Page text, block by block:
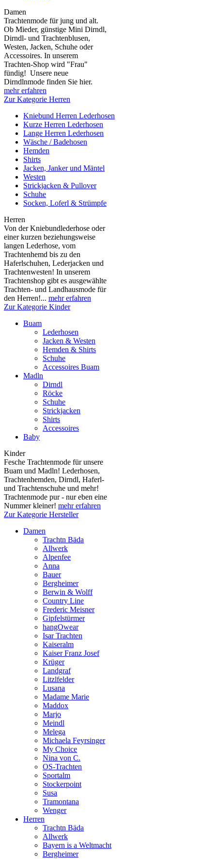
Damen
Trachtenmode für jung und alt.
Ob Mieder, günstige Mini Dirndl,
Dirndl- und Trachtenblusen,
Westen, Jacken, Schuhe oder
Accessoires. In unserem
Trachten-Shop wird "Frau"
fündig! Unsere neue
Dirndlnmode finden Sie hier.
mehr erfahren
Zur Kategorie Herren
Kniebund Herren Lederhosen
Kurze Herren Lederhosen
Lange Herren Lederhosen
Wäsche / Badehosen
Hemden
Shirts
Jacken, Janker und Mäntel
Westen
Strickjacken & Pullover
Schuhe
Socken, Loferl & Strümpfe
Herren
Von der Kniebundlederhose oder
einer kurzen beziehungsweise
langen Lederhose, vom
Trachtenhemd bis zu den
Haferlschuhen, Lederjacken und
Trachtenwesten! In unserem
Trachtenshop gibt es ausgewählte
Trachten- und Landhausmode für
den Herren!... mehr erfahren
Zur Kategorie Kinder
Buam
Lederhosen
Jacken & Westen
Hemden & Shirts
Schuhe
Accessoires Buam
Madln
Dirndl
Röcke
Schuhe
Strickjacken
Shirts
Accessoires
Baby
Kinder
Fesche Trachtenmode für unsere
Buam und Madln! Lederhosen,
Trachtenhemden, Dirndl, Haferl-
und Trachtenschuhe und mehr!
Trachtenmode pur - nur eben eine
Nummer kleiner! mehr erfahren
Zur Kategorie Hersteller
Damen
Trachtn Bäda
Allwerk
Alpenfee
Anna
Bauer
Bergheimer
Berwin & Wolff
Country Line
Frederic Meisner
Gipfelstürmer
hangOwear
Isar Trachten
Kaiseralm
Kaiser Franz Josef
Krüger
Landgraf
Litzlfelder
Lusana
Madame Marie
Maddox
Marjo
Meindl
Melega
Michaela Feyrsinger
My Choice
Nina von C.
OS-Trachten
Sportalm
Stockerpoint
Susa
Tramontana
Wenger
Herren
Trachtn Bäda
Allwerk
Bayern is a Weltmacht
Bergheimer